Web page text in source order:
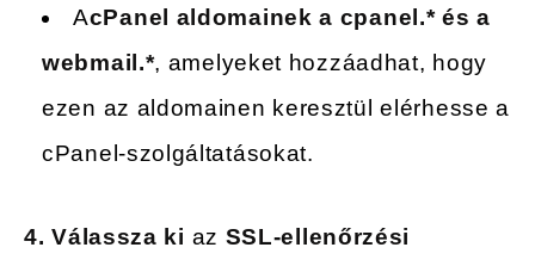
AcPanel aldomainek a cpanel.* és a
webmail.*, amelyeket hozzáadhat, hogy
ezen az aldomainen keresztül elérhesse a
cPanel-szolgáltatásokat.
4. Válassza ki az SSL-ellenőrzési